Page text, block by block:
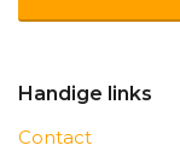
Handige links
Contact